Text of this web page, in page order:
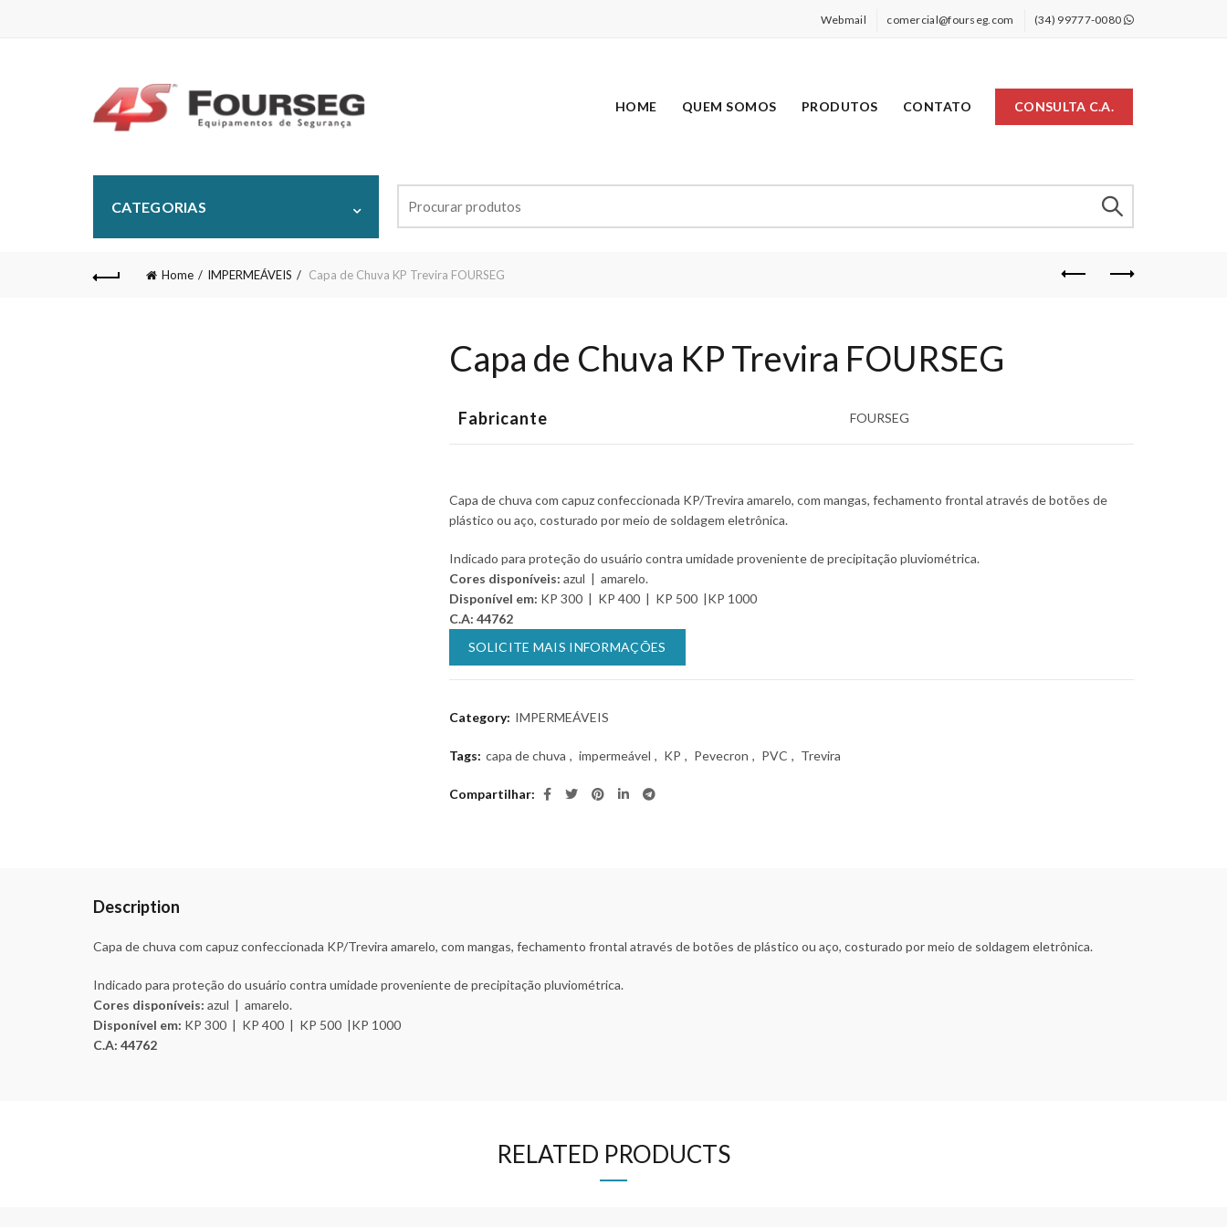
Webmail comercial@fourseg.com (34) 99777-0080
HOME QUEM SOMOS PRODUTOS CONTATO CONSULTA C.A.
CATEGORIAS
for:
Home IMPERMEÁVEIS Capa de Chuva KP Trevira FOURSEG
Capa de Chuva KP Trevira FOURSEG
Fabricante FOURSEG
Capa de chuva com capuz confeccionada KP/Trevira amarelo, com mangas, fechamento frontal através de botões de
plástico ou aço, costurado por meio de soldagem eletrônica.
Indicado para proteção do usuário contra umidade proveniente de precipitação pluviométrica.
Cores disponíveis: azul | amarelo.
Disponível em: KP 300 | KP 400 | KP 500 |KP 1000
C.A: 44762
SOLICITE MAIS INFORMAÇÕES
Category: IMPERMEÁVEIS
Tags: capa de chuva , impermeável , KP , Pevecron , PVC , Trevira
Compartilhar
Description
Capa de chuva com capuz confeccionada KP/Trevira amarelo, com mangas, fechamento frontal através de botões de plástico ou aço, costurado por meio de soldagem eletrônica.
Indicado para proteção do usuário contra umidade proveniente de precipitação pluviométrica.
Cores disponíveis: azul | amarelo.
Disponível em: KP 300 | KP 400 | KP 500 |KP 1000
C.A: 44762
RELATED PRODUCTS